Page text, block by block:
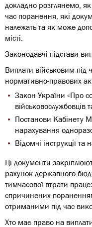
докладно розглянемо,
час поранення, які
належать та як може
місті.
Законодавчі підстави
Виплати військовим
нормативно-правових
Закон України «Про
військовослужбовців
Постанови Кабінету
нарахування
Відомчі інструкції
Ці документи
рахунок державного
тимчасової втрати
спричинених
отриманими під час
Хто має право на